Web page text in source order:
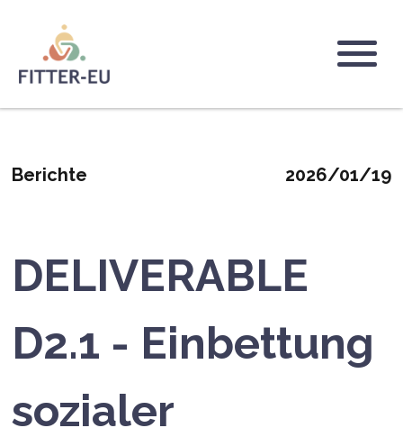
contenuto
principaleLogo
Berichte 2026/01/19
DELIVERABLE
D2.1 - Einbettung
sozialer